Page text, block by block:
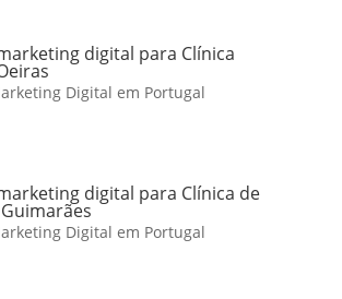
digital para Clínica
Digital em Portugal
digital para Clínica de
Digital em Portugal